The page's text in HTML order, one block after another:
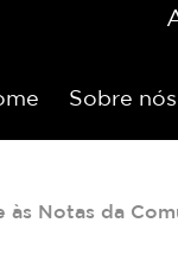
Sobre nós
às Notas da